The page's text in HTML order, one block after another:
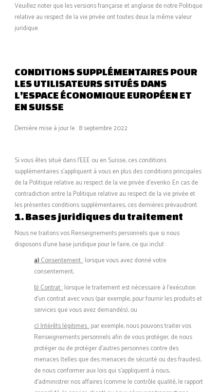
Veuillez noter que les versions française et anglaise de notre Politique
relative au respect de la vie privée ont toutes deux la même valeur
juridique.
CONDITIONS SUPPLÉMENTAIRES POUR
LES UTILISATEURS SITUÉS DANS
L’ESPACE ÉCONOMIQUE EUROPÉEN ET
EN SUISSE
Dernière mise à jour le : 8 septembre 2022
Si vous êtes situé dans l’EEE ou en Suisse, ces conditions
supplémentaires s’appliquent à vous en plus des conditions principales
de la Politique relative au respect de la vie privée d'evenko. En cas de
contradiction entre la Politique relative au respect de la vie privée et
les présentes conditions supplémentaires, ces dernières prévaudront.
1. Bases juridiques du traitement
Nous ne traitons vos Renseignements personnels que si nous
disposons d’une base juridique pour le faire, ce qui inclut :
a)Consentement :lorsque vous avez donné votre
consentement,
b) Contrat :lorsque le traitement est nécessaire à l’exécution
d’un contrat avec vous (par exemple, pour fournir les produits et
services que vous avez demandés), ou
c) Intérêts légitimes :par exemple, nous pouvons traiter vos
Renseignements personnels afin de vous protéger, de nous
protéger ou de protéger d’autres personnes contre des
menaces (telles que des menaces de sécurité ou des fraudes),
de nous conformer aux lois qui s’appliquent à nous,
d’administrer nos affaires (comme le contrôle qualité, le rapport